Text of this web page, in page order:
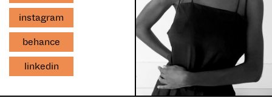
instagram
behance
linkedin